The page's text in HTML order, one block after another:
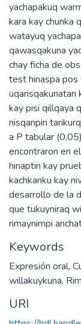
yachapakuq
kara kay chunka
watayuq
qawasqakuna
chay ficha de
test hinaspa pos
uqarisqakunatan
kay pisi qillqaya
nisqanpin
a P tabular
encontraron en
hinaptin kay
kachkanku kay
desarrollo de la
que tukuyniraq
rimaynimpi
Keywords
Expresión oral,
willakuykuna,
URI